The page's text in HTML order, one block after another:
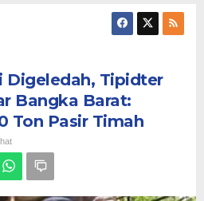
Digeledah, Tipidter
Bangka Barat:
Ton Pasir Timah